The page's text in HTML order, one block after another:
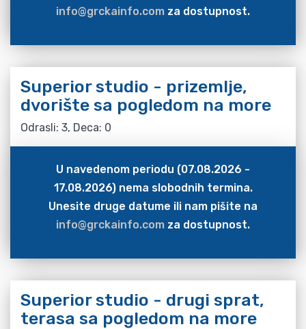
info@grckainfo.com za dostupnost.
Superior studio - prizemlje,
dvorište sa pogledom na more
Odrasli: 3, Deca: 0
U navedenom periodu (07.08.2026 -
17.08.2026) nema slobodnih termina.
Unesite druge datume ili nam pišite na
info@grckainfo.com za dostupnost.
Superior studio - drugi sprat,
terasa sa pogledom na more